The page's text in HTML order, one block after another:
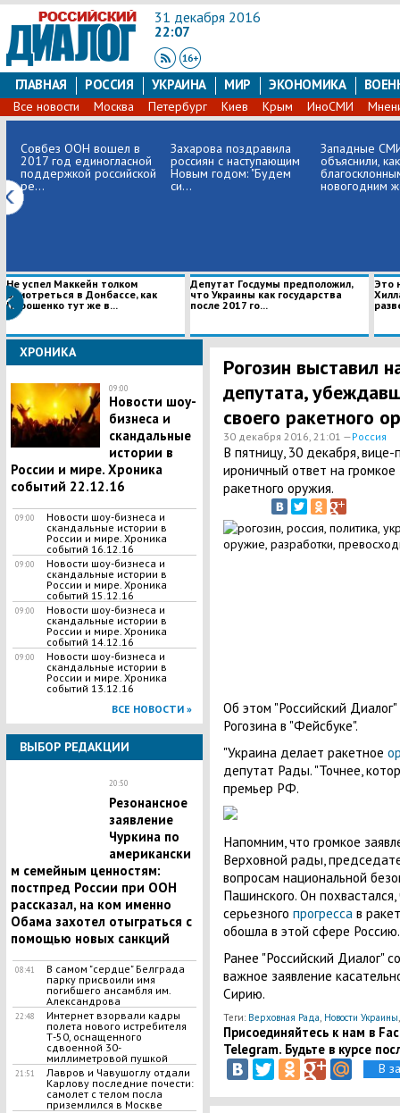
31 декабря 2016
22:07
ГЛАВНАЯ РОССИЯ УКРАИНА МИР ЭКОНОМИКА
Все новости Москва Петербург Киев Крым ИноСМИ
Совбез ООН вошел в
2017 год единогласной
поддержкой российской
ре...
​Захарова поздравила
россиян с наступающим
Новым годом: "Будем
си...
Западные
объяснили,
новогодним
Не успел Маккейн толком
осмотреться в Донбассе, как
Порошенко тут же в...
Депутат Госдумы предположил,
что Украины как государства
после 2017 го...
Это
ХРОНИКА
09:00
Новости шоу-
бизнеса и
скандальные
истории в
России и мире. Хроника
событий 22.12.16
09:00
Новости шоу-бизнеса и
скандальные истории в
России и мире. Хроника
событий 16.12.16
09:00
Новости шоу-бизнеса и
скандальные истории в
России и мире. Хроника
событий 15.12.16
09:00
Новости шоу-бизнеса и
скандальные истории в
России и мире. Хроника
событий 14.12.16
09:00
Новости шоу-бизнеса и
скандальные истории в
России и мире. Хроника
событий 13.12.16
ВСЕ НОВОСТИ »
ВЫБОР РЕДАКЦИИ
20:50
Резонансное
заявление
Чуркина по
американски
м семейным ценностям:
постпред России при ООН
рассказал, на ком именно
Обама захотел отыграться с
помощью новых санкций
08:41
В самом "сердце" Белграда
парку присвоили имя
погибшего ансамбля им.
Александрова
22:48
Интернет взорвали кадры
полета нового истребителя
Т-50, оснащенного
сдвоенной 30-
миллиметровой пушкой
21:51
Лавров и Чавушоглу отдали
Карлову последние почести:
самолет с телом посла
приземлился в Москве
Рогозин выставил
депутата,
своего ракетного
30 декабря 2016, 21:01 —Россия
В пятницу, 30 декабря,
ироничный ответ на
ракетного оружия.
Об этом "Российский
Рогозина в "Фейсбуке".
"Украина делает ракетное
депутат Рады. "Точнее,
премьер РФ.
Напомним, что громкое
Верховной рады,
вопросам национальной
Пашинского. Он
серьезного прогресса в
обошла в этой сфере Россию.
Ранее "Российский Диалог"
важное заявление
Сирию.
Теги: Верховная Рада Новости Украины
Присоединяйтесь к нам в
Telegram. Будьте в курсе
В